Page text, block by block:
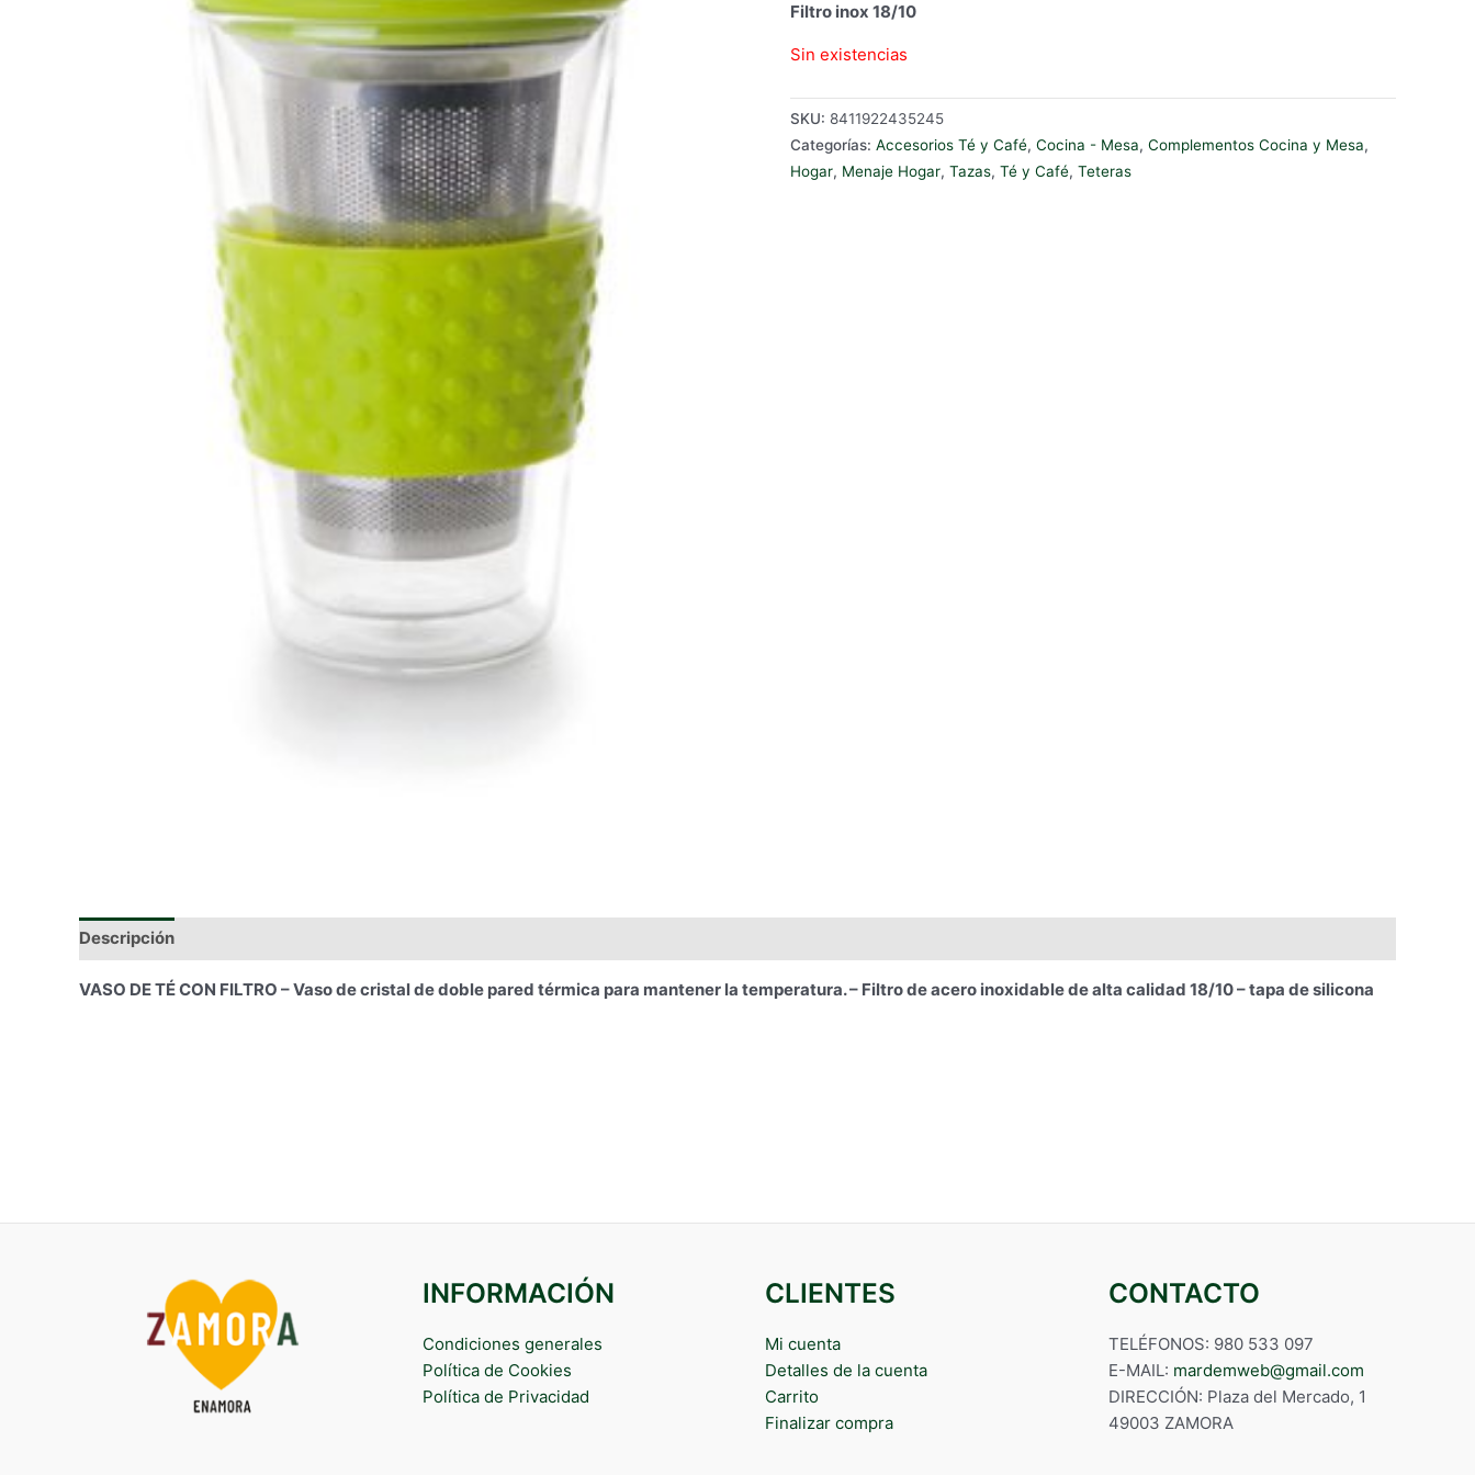
Filtro inox 18/10
Sin existencias
SKU: 8411922435245
Categorías: Accesorios Té y Café, Cocina - Mesa, Complementos Cocina y Mesa,
Hogar, Menaje Hogar, Tazas, Té y Café, Teteras
Descripción
VASO DE TÉ CON FILTRO – Vaso de cristal de doble pared térmica para mantener la temperatura. – Filtro de acero inoxidable de alta calidad 18/10 – tapa de silicona
INFORMACIÓN
Condiciones generales
Política de Cookies
Política de Privacidad
CLIENTES
Mi cuenta
Detalles de la cuenta
Carrito
Finalizar compra
CONTACTO
TELÉFONOS: 980 533 097
E-MAIL: mardemweb@gmail.com
DIRECCIÓN: Plaza del Mercado, 1
49003 ZAMORA